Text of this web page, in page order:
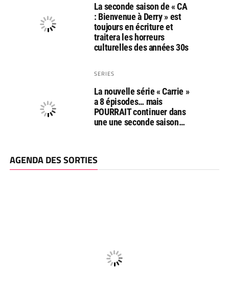
La seconde saison de « CA
: Bienvenue à Derry » est
toujours en écriture et
traitera les horreurs
culturelles des années 30s
SERIES
La nouvelle série « Carrie »
a 8 épisodes… mais
POURRAIT continuer dans
une une seconde saison…
AGENDA DES SORTIES